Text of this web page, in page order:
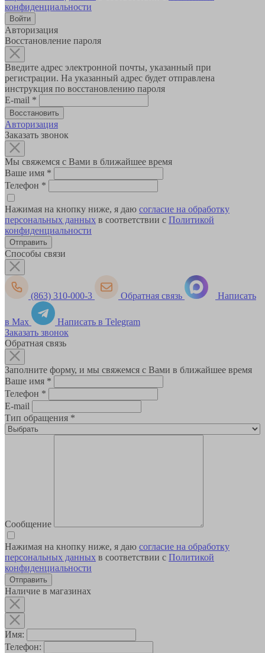
конфиденциальности
Авторизация
Восстановление пароля
Введите адрес электронной почты, указанный при
регистрации. На указанный адрес будет отправлена
инструкция по восстановлению пароля
E-mail *
Авторизация
Заказать звонок
Мы свяжемся с Вами в ближайшее время
Ваше имя *
Телефон *
Нажимая на кнопку ниже, я даю согласие на обработку
персональных данных в соответствии с Политикой
конфиденциальности
Способы связи
(863) 310-000-3 Обратная связь Написать
в Max
Написать в Telegram
Заказать звонок
Обратная связь
Заполните форму, и мы свяжемся с Вами в ближайшее время
Ваше имя *
Телефон *
E-mail
Тип обращения *
Сообщение
Нажимая на кнопку ниже, я даю согласие на обработку
персональных данных в соответствии с Политикой
конфиденциальности
Наличие в магазинах
Имя:
Телефон: